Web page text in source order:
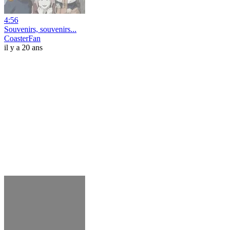
4:56
Souvenirs, souvenirs...
CoasterFan
il y a 20 ans